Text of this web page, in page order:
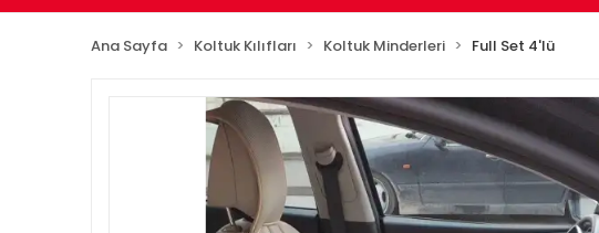
Ana Sayfa Koltuk Kılıfları Koltuk Minderleri Full Set 4'lü